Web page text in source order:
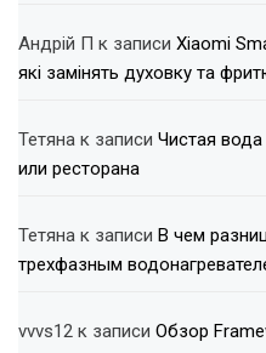
Андрій П к записи Xiaomi
які замінять духовку та
Тетяна к записи Чистая
или ресторана
Тетяна к записи В чем
трехфазным
vvvs12 к записи Обзор